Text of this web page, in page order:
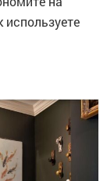
используете